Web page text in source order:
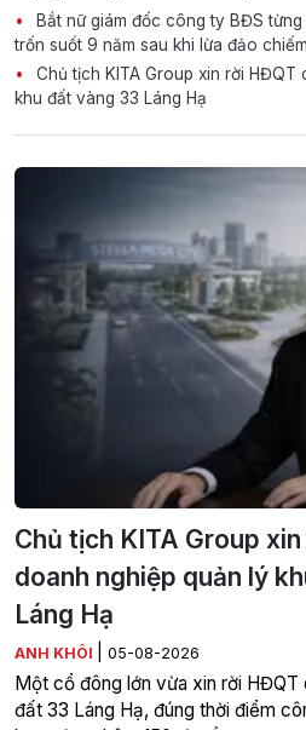
Bắt nữ giám đốc công ty BĐS
trốn suốt 9 năm sau khi lừa đảo
Chủ tịch KITA Group xin rời
khu đất vàng 33 Láng Hạ
Chủ tịch KITA Group
doanh nghiệp quản lý
Láng Hạ
ANH KHÔI 05-08-2026
Một cổ đông lớn vừa xin rời HĐQT
đất 33 Láng Hạ, đúng thời điểm